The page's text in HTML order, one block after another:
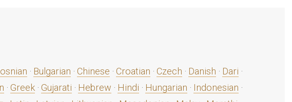
· Bulgarian · Chinese · Croatian · Czech · Danish · Dari ·
· Greek · Gujarati · Hebrew · Hindi · Hungarian · Indonesian ·